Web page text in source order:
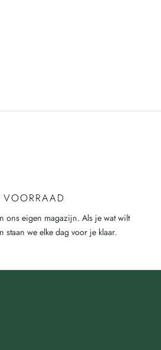
ons eigen magazijn. Als je wat wilt
staan we elke dag voor je klaar.